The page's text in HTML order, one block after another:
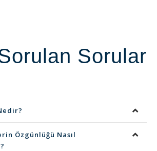
Sorular
Özgünlüğü Nasıl